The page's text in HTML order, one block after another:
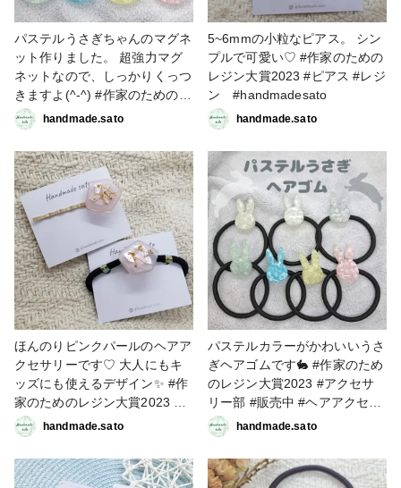
パステルうさぎちゃんのマグネ
ット作りました。 超強力マグ
ネットなので、しっかりくっつ
きますよ(^-^) #作家のためのレ
ジン大賞2023 #販売中 #小物・
雑貨 #マグネット #パステル
カラー #うさぎ
#handmadesato
handmade.sato
5~6mmの小粒なピアス。 シン
プルで可愛い♡ #作家のための
レジン大賞2023 #ピアス #レジ
ン #handmadesato
handmade.sato
ほんのりピンクパールのヘアア
クセサリーです♡ 大人にもキ
ッズにも使えるデザイン✨ #作
家のためのレジン大賞2023 #
ヘアアクセサリー #レジン
#ヘアゴム #ヘアピンク
#handmadesato
handmade.sato
パステルカラーがかわいいうさ
ぎヘアゴムです🐇 #作家のため
のレジン大賞2023 #アクセサ
リー部 #販売中 #ヘアアクセサ
リー #handmadesato #作家の
ためのレジン
handmade.sato